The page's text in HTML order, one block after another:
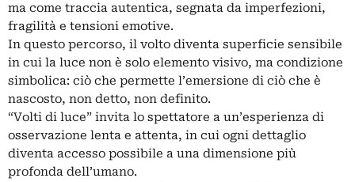
ma come traccia autentica, segnata da imperfezioni,
fragilità e tensioni emotive.
In questo percorso, il volto diventa superficie sensibile
in cui la luce non è solo elemento visivo, ma condizione
simbolica: ciò che permette l’emersione di ciò che è
nascosto, non detto, non definito.
“Volti di luce” invita lo spettatore a un’esperienza di
osservazione lenta e attenta, in cui ogni dettaglio
diventa accesso possibile a una dimensione più
profonda dell’umano.